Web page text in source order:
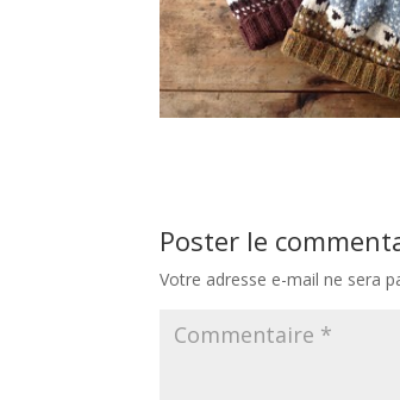
Poster le
Votre adresse e-mail ne sera